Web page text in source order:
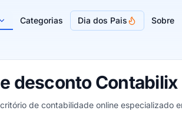
Categorias Dia dos Pais Sobre
desconto Contabilix
de contabilidade online especializado